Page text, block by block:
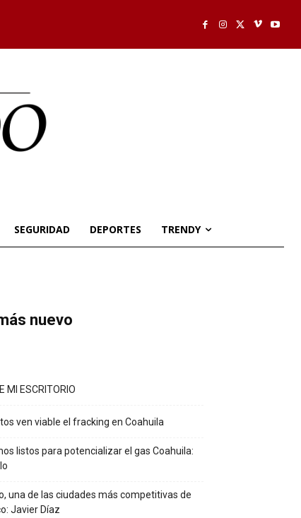
SEGURIDAD DEPORTES TRENDY
nuevo
MI ESCRITORIO
ven viable el fracking en Coahuila
listos para potencializar el gas Coahuila:
una de las ciudades más competitivas de
Javier Díaz